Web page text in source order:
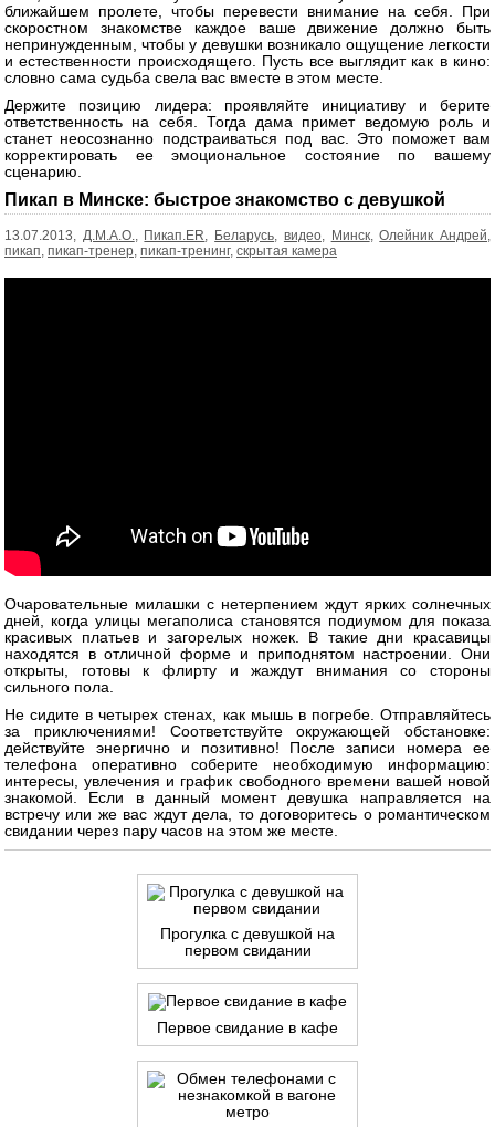
ближайшем пролете, чтобы перевести внимание на себя. При
скоростном знакомстве каждое ваше движение должно быть
непринужденным, чтобы у девушки возникало ощущение легкости
и естественности происходящего. Пусть все выглядит как в кино:
словно сама судьба свела вас вместе в этом месте.
Держите позицию лидера: проявляйте инициативу и берите
ответственность на себя. Тогда дама примет ведомую роль и
станет неосознанно подстраиваться под вас. Это поможет вам
корректировать ее эмоциональное состояние по вашему
сценарию.
Пикап в Минске: быстрое знакомство с девушкой
13.07.2013, Д.М.А.О., Пикап.ER, Беларусь, видео, Минск,Олейник Андрей,
пикап, пикап-тренер, пикап-тренинг, скрытая камера
Очаровательные милашки с нетерпением ждут ярких солнечных
дней, когда улицы мегаполиса становятся подиумом для показа
красивых платьев и загорелых ножек. В такие дни красавицы
находятся в отличной форме и приподнятом настроении. Они
открыты, готовы к флирту и жаждут внимания со стороны
сильного пола.
Не сидите в четырех стенах, как мышь в погребе. Отправляйтесь
за приключениями! Соответствуйте окружающей обстановке:
действуйте энергично и позитивно! После записи номера ее
телефона оперативно соберите необходимую информацию:
интересы, увлечения и график свободного времени вашей новой
знакомой. Если в данный момент девушка направляется на
встречу или же вас ждут дела, то договоритесь о романтическом
свидании через пару часов на этом же месте.
Прогулка с девушкой на
первом свидании
Первое свидание в кафе